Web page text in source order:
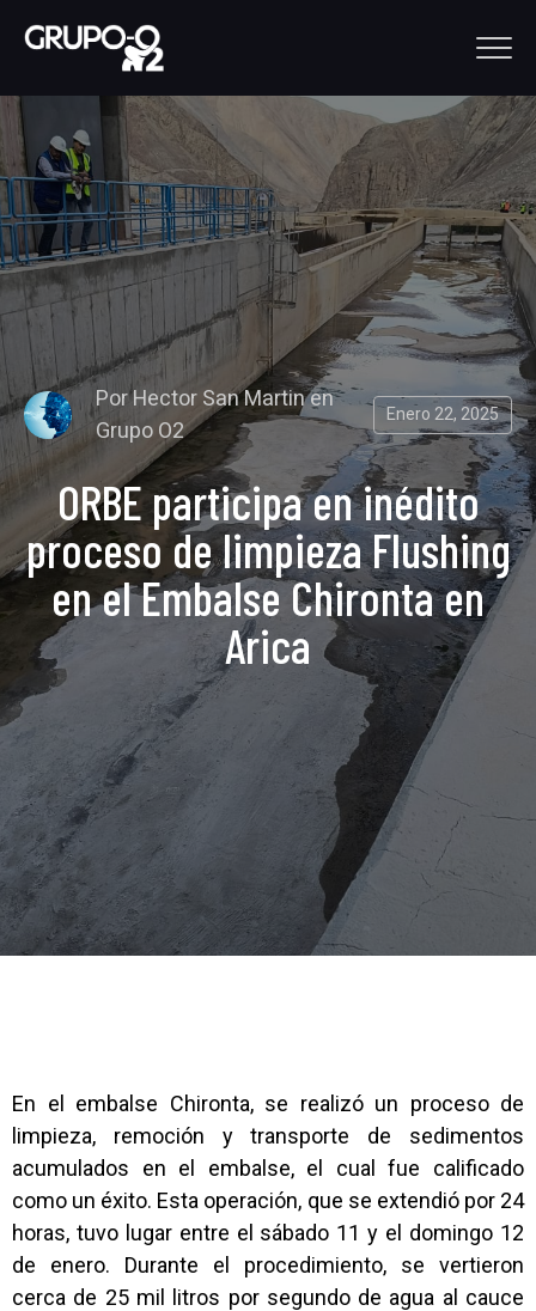
PorHector San Martinen
Grupo O2
Enero 22, 2025
ORBE participa en inédito
proceso de limpieza Flushing
en el Embalse Chironta en
Arica
En el embalse Chironta, se realizó un proceso de
limpieza, remoción y transporte de sedimentos
acumulados en el embalse, el cual fue calificado
como un éxito. Esta operación, que se extendió por 24
horas, tuvo lugar entre el sábado 11 y el domingo 12
de enero. Durante el procedimiento, se vertieron
cerca de 25 mil litros por segundo de agua al cauce